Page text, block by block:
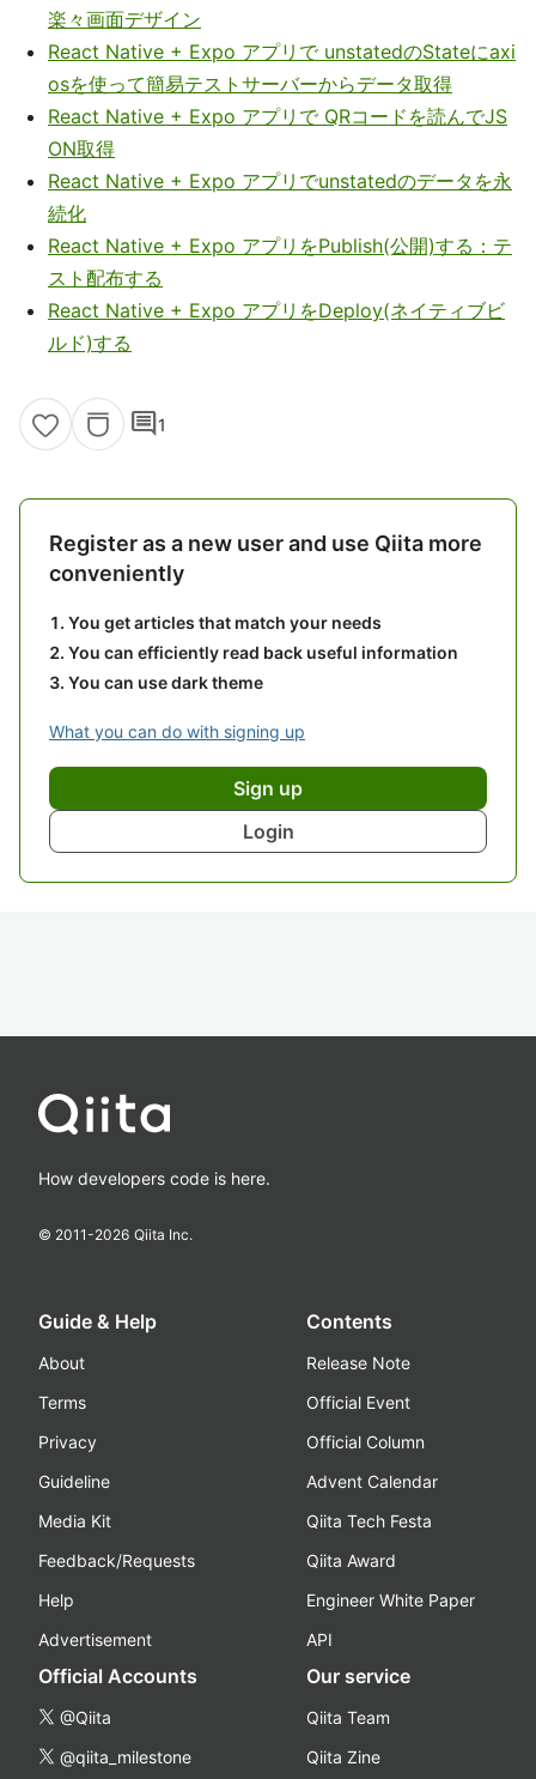
楽々画面デザイン
React Native + Expo アプリで unstatedのStateにaxi
osを使って簡易テストサーバーからデータ取得
React Native + Expo アプリで QRコードを読んでJS
ON取得
React Native + Expo アプリでunstatedのデータを永
続化
React Native + Expo アプリをPublish(公開)する：テ
スト配布する
React Native + Expo アプリをDeploy(ネイティブビ
ルド)する
comment1
Register as a new user and use Qiita more
conveniently
You get articles that match your needs
You can efficiently read back useful information
You can use dark theme
What you can do with signing up
Sign up
Login
How developers code is here.
© 2011-2026 Qiita Inc.
Guide & Help
About
Terms
Privacy
Guideline
Media Kit
Feedback/Requests
Help
Advertisement
Contents
Release Note
Official Event
Official Column
Advent Calendar
Qiita Tech Festa
Qiita Award
Engineer White Paper
API
Official Accounts
@Qiita
@qiita_milestone
Our service
Qiita Team
Qiita Zine